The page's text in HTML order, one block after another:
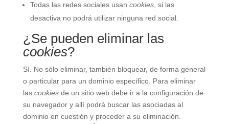
Todas las redes sociales usan cookies, si las
desactiva no podrá utilizar ninguna red social.
¿Se pueden eliminar las
cookies?
Sí. No sólo eliminar, también bloquear, de forma general
o particular para un dominio específico. Para eliminar
las cookiesde un sitio web debe ir a la configuración de
su navegador y allí podrá buscar las asociadas al
dominio en cuestión y proceder a su eliminación.